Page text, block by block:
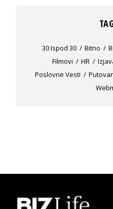
30 Ispod 30 Bitno
Filmovi
HR
Poslovne Vesti